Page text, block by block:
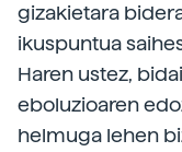
gizakietara
ikuspuntua
Haren ustez,
eboluzioaren
helmuga lehen